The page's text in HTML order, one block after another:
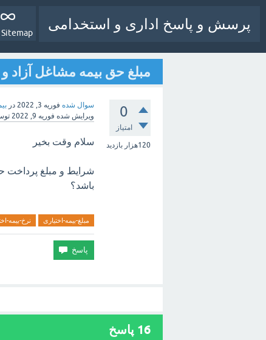
پرسش و پاسخ اداری و استخدامی
Sitemap
مبلغ حق بیمه مشاغل آزاد و بیمه
0
امتیاز
120هزار بازدید
سوال شده فوریه 3, 2022 در
ویرایش شده فوریه 9, 2022
سلام وقت بخیر
باشد؟
مبلغ-بیمه-اختیاری نرخ-بیمه-
16 پاسخ